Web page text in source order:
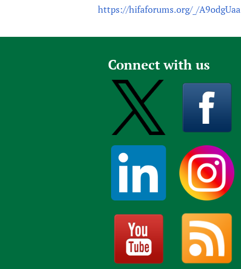
https://hifaforums.org/_/A9odgUaa
Connect with us